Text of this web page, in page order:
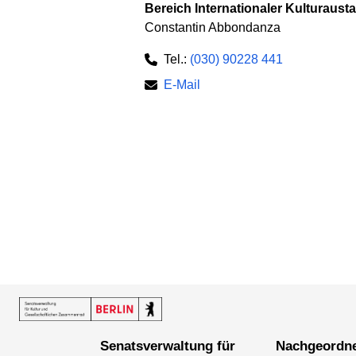
Bereich Internationaler
Constantin Abbondanza
Tel.: (030) 90228 441
E-Mail
Senatsverwaltung für
Nachgeordnete